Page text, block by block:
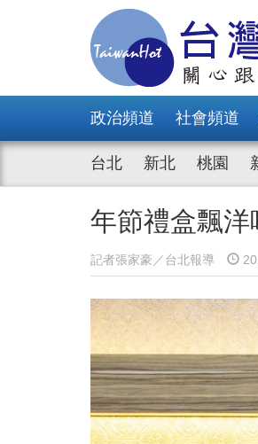
政治頻道 社會頻道
台北 新北 桃園
年節禮盒飄
記者張家豪／台北報導